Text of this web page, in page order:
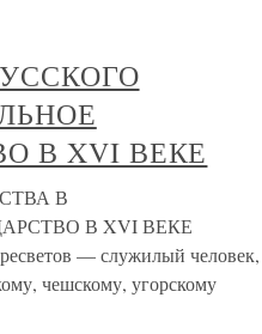
В XVI ВЕКЕ
В
В XVI ВЕКЕ
— служилый человек,
чешскому, угорскому